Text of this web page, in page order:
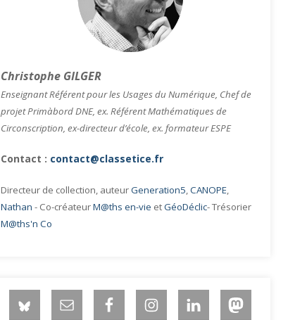
Christophe GILGER
Enseignant Référent pour les Usages du Numérique, Chef de
projet Primàbord DNE, ex. Référent Mathématiques de
Circonscription, ex-directeur d’école, ex. formateur ESPE
Contact : contact@classetice.fr
Directeur de collection, auteurGeneration5,CANOPE,
Nathan - Co-créateurM@ths en-vie etGéoDéclic- Trésorier
M@ths'n Co